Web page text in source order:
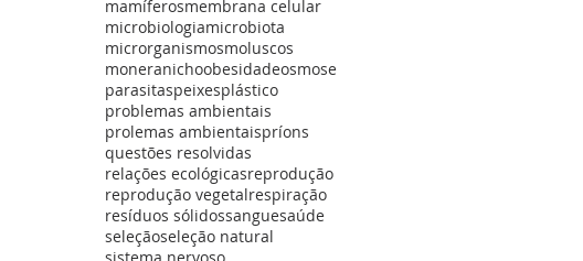
mamíferosmembrana celular
microbiologiamicrobiota
microrganismosmoluscos
moneranichoobesidadeosmose
parasitaspeixesplástico
problemas ambientais
prolemas ambientaispríons
questões resolvidas
relações ecológicasreprodução
reprodução vegetalrespiração
resíduos sólidossanguesaúde
seleçãoseleção natural